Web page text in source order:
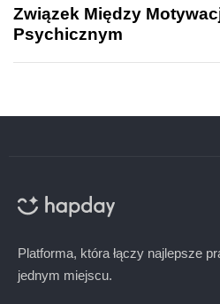
Związek Między
Psychicznym
Platforma, która łączy najlepsze
jednym miejscu.